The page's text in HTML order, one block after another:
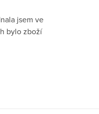
jsem ve
bylo zboží